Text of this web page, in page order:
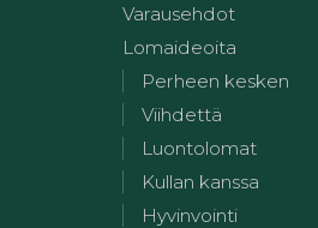
Varausehdot
Lomaideoita
Perheen kesken
Viihdettä
Luontolomat
Kullan kanssa
Hyvinvointi